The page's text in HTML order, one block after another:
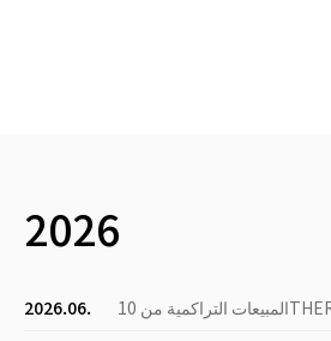
2026
2026.06.